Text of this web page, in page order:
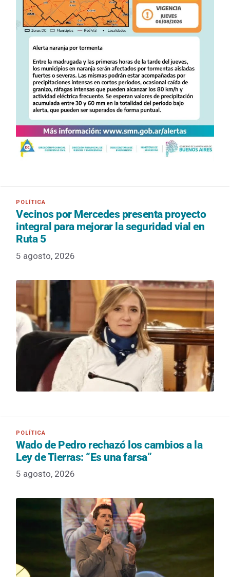
Vecinos por Mercedes presenta proyecto
integral para mejorar la seguridad vial en
Ruta 5
5 agosto, 2026
Wado de Pedro rechazó los cambios a la
Ley de Tierras: “Es una farsa”
5 agosto, 2026